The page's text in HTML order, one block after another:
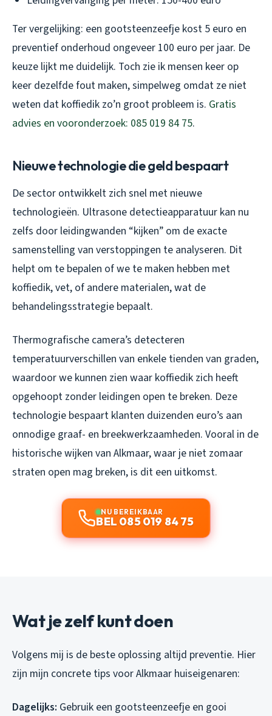
Ter vergelijking: een gootsteenzeefje kost 5 euro en
preventief onderhoud ongeveer 100 euro per jaar. De
keuze lijkt me duidelijk. Toch zie ik mensen keer op
keer dezelfde fout maken, simpelweg omdat ze niet
weten dat koffiedik zo’n groot probleem is. Gratis
advies en vooronderzoek: 085 019 84 75.
Nieuwe technologie die geld bespaart
De sector ontwikkelt zich snel met nieuwe
technologieën. Ultrasone detectieapparatuur kan nu
zelfs door leidingwanden “kijken” om de exacte
samenstelling van verstoppingen te analyseren. Dit
helpt om te bepalen of we te maken hebben met
koffiedik, vet, of andere materialen, wat de
behandelingsstrategie bepaalt.
Thermografische camera’s detecteren
temperatuurverschillen van enkele tienden van graden,
waardoor we kunnen zien waar koffiedik zich heeft
opgehoopt zonder leidingen open te breken. Deze
technologie bespaart klanten duizenden euro’s aan
onnodige graaf- en breekwerkzaamheden. Vooral in de
historische wijken van Alkmaar, waar je niet zomaar
straten open mag breken, is dit een uitkomst.
NU BEREIKBAAR
BEL 085 019 84 75
Wat je zelf kunt doen
Volgens mij is de beste oplossing altijd preventie. Hier
zijn mijn concrete tips voor Alkmaar huiseigenaren:
Dagelijks: Gebruik een gootsteenzeefje en gooi